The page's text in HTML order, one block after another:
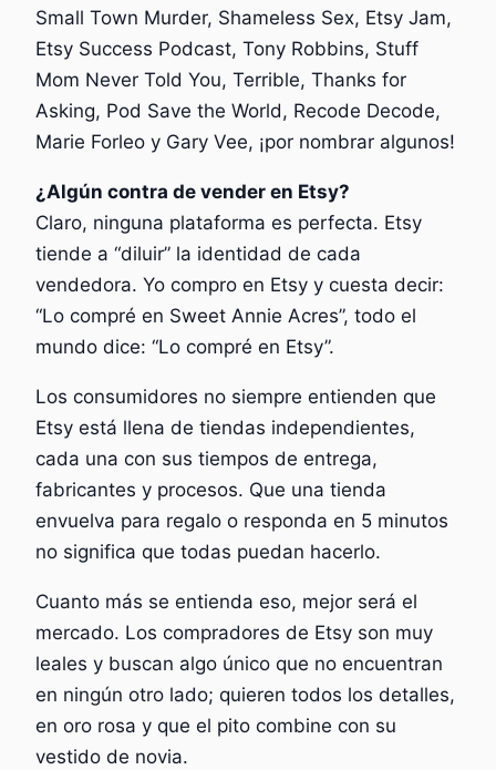
Small Town Murder, Shameless Sex, Etsy Jam,
Etsy Success Podcast, Tony Robbins, Stuff
Mom Never Told You, Terrible, Thanks for
Asking, Pod Save the World, Recode Decode,
Marie Forleo y Gary Vee, ¡por nombrar algunos!
¿Algún contra de vender en Etsy?
Claro, ninguna plataforma es perfecta. Etsy
tiende a “diluir” la identidad de cada
vendedora. Yo compro en Etsy y cuesta decir:
“Lo compré en Sweet Annie Acres”, todo el
mundo dice: “Lo compré en Etsy”.
Los consumidores no siempre entienden que
Etsy está llena de tiendas independientes,
cada una con sus tiempos de entrega,
fabricantes y procesos. Que una tienda
envuelva para regalo o responda en 5 minutos
no significa que todas puedan hacerlo.
Cuanto más se entienda eso, mejor será el
mercado. Los compradores de Etsy son muy
leales y buscan algo único que no encuentran
en ningún otro lado; quieren todos los detalles,
en oro rosa y que el pito combine con su
vestido de novia.